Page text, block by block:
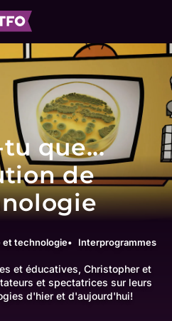
que...
de
et technologie Interprogrammes
et éducatives, Christopher et
et spectatrices sur leurs
d'hier et d'aujourd'hui!